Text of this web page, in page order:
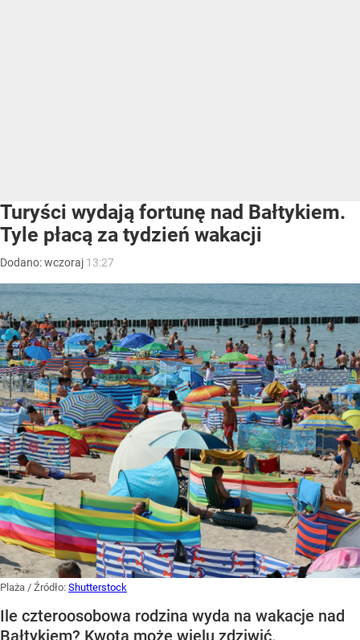
Turyści wydają fortunę nad Bałtykiem.
Tyle płacą za tydzień wakacji
Dodano:wczoraj 13:27
Plaża / Źródło: Shutterstock
Ile czteroosobowa rodzina wyda na wakacje nad